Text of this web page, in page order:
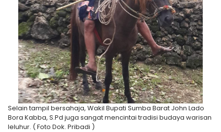
Selain tampil bersahaja, Wakil Bupati Sumba Barat John Lado
Bora Kabba, S.Pd juga sangat mencintai tradisi budaya warisan
leluhur. ( Foto Dok. Pribadi )